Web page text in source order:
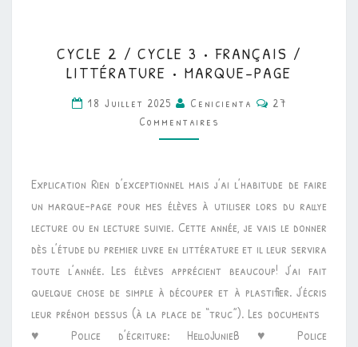
2
CYCLE
3
/
LITTÉRATURE
•
MARQUE-
PAGE
CYCLE 2 / CYCLE 3 • FRANÇAIS /
LITTÉRATURE • MARQUE-PAGE
18 Juillet 2025 Cenicienta Commentaires
27
Commentaires
Explication Rien d’exceptionnel mais j’ai l’habitude de faire
un marque-page pour mes élèves à utiliser lors du rallye
lecture ou en lecture suivie. Cette année, je vais le donner
dès l’étude du premier livre en littérature et il leur servira
toute l’année. Les élèves apprécient beaucoup! J’ai fait
quelque chose de simple à découper et à plastifier. J’écris
leur prénom dessus (à la place de “truc”). Les documents
♥ Police d’écriture: HelloJunieB ♥ Police